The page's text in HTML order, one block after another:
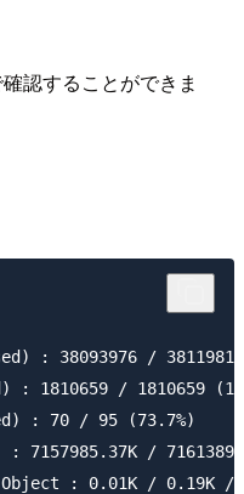
認することができま
: 38093976 /
1810659 / 1810659
: 70 / 95 (73.7%)
/
Object : 0.01K / 0.19K /